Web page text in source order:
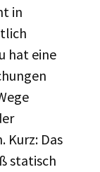
in
hat eine
Kurz: Das
statisch